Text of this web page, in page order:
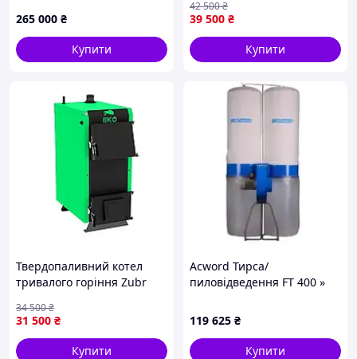
твердопаливний 200 кВт
265 000 ₴
Купити
дров'яний котел опалення
на твердому паливі для
дому
39 500 ₴
42 500₴
Купити
Твердопаливний котел
тривалого горіння Zubr
дров'яний котел опалення
на твердому паливі для
дому
31 500 ₴
34 500₴
Купити
Acword Тирса/
пиловідведення FT 400 »
119 625 ₴
Купити